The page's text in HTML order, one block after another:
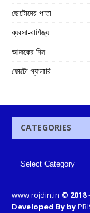
ছোটোদের পাতা
ব্যবসা-বাণিজ্য
আজকের দিন
ফোটো গ্যালারি
CATEGORIES
www.rojdin.in © 2018
Developed By by